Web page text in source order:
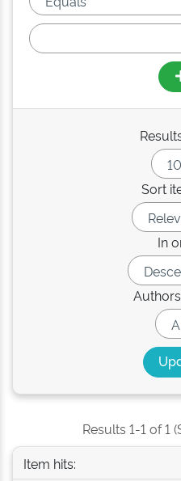
Sort
In
Results 1-1 of 1
Item hits: